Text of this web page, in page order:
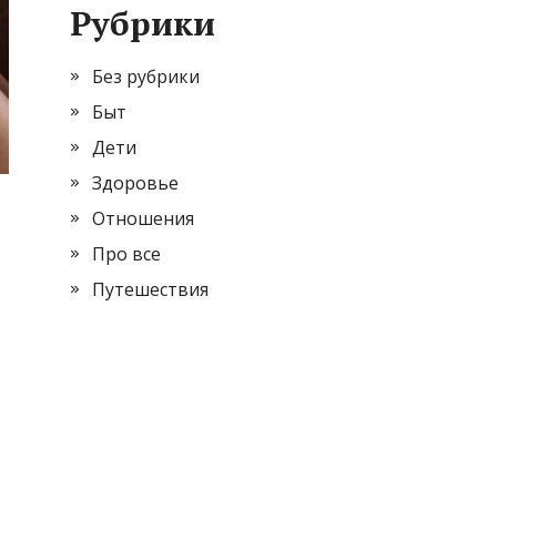
Рубрики
Без рубрики
Быт
Дети
Здоровье
Отношения
Про все
Путешествия